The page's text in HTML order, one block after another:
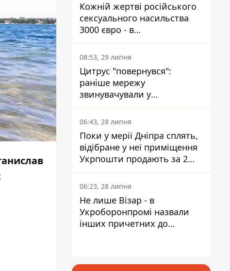
Кожній жертві російського
сексуального насильства
3000 євро - в
Мінсоцполітики пояснили
Інформатору, звідки на це
гроші
08:53, 29 липня
Цитрус "повернувся":
раніше мережу
звинувачували у
контрабанді техніки та
ухиленні від сплати
податків
06:43, 28 липня
Поки у мерії Дніпра сплять,
відібране у неї приміщення
Укрпошти продають за 2
мільйони
06:23, 28 липня
Не лише Візар - в
Укроборонпромі назвали
інших причетних до